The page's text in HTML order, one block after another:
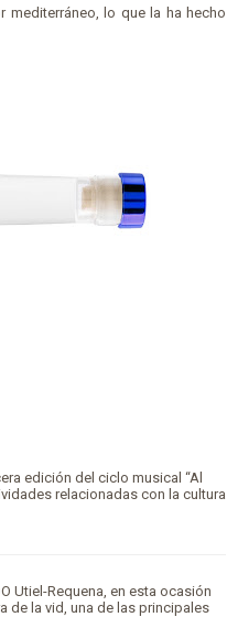
lo que la ha hecho
edición del ciclo musical “Al
relacionadas con la cultura
Utiel-Requena, en esta ocasión
de la vid, una de las principales